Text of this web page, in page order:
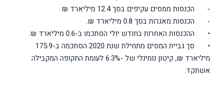
-
הכנסות ממסים עקיפים בסך 12.4 מיליארד ₪.
-
הכנסות מאגרות בסך 0.8 מיליארד ₪.
•
ההכנסות האחרות בחודש יולי הסתכמו ב-0.6 מיליארד ₪.
•
סך גביית המסים מתחילת שנת 2020 הסתכמה ב-175.9
מיליארד ₪, קיטון נומינלי של -6.3% לעומת התקופה המקבילה
אשתקד.